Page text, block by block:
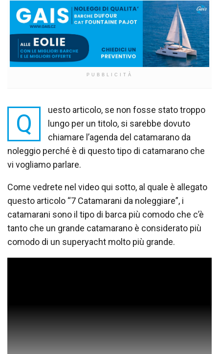
PUBBLICITÀ
Q
uesto articolo, se non fosse stato troppo
lungo per un titolo, si sarebbe dovuto
chiamare l’agenda del catamarano da
noleggio perché è di questo tipo di catamarano che
vi vogliamo parlare.
Come vedrete nel video qui sotto, al quale è allegato
questo articolo “7 Catamarani da noleggiare”, i
catamarani sono il tipo di barca più comodo che c’è
tanto che un grande catamarano è considerato più
comodo di un superyacht molto più grande.